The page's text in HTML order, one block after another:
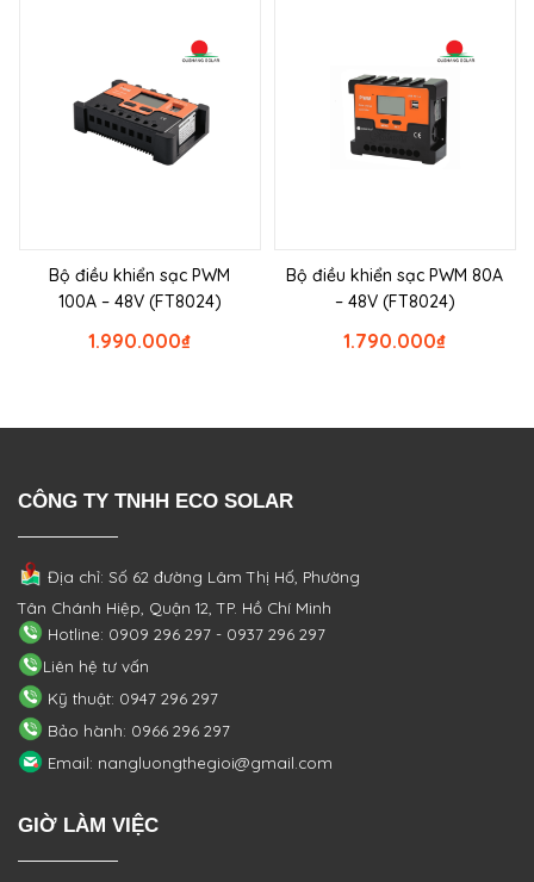
Bộ điều khiển sạc PWM
100A – 48V (FT8024)
₫
1.990.000
Bộ điều khiển sạc PWM 80A
– 48V (FT8024)
₫
1.790.000
CÔNG TY TNHH ECO SOLAR
Địa chỉ: Số 62 đường Lâm Thị Hố, Phường
Tân Chánh Hiệp, Quận 12, TP. Hồ Chí Minh
Hotline: 0909 296 297 - 0937 296 297
Liên hệ tư vấn
Kỹ thuật: 0947 296 297
Bảo hành: 0966 296 297
Email: nangluongthegioi@gmail.com
GIỜ LÀM VIỆC